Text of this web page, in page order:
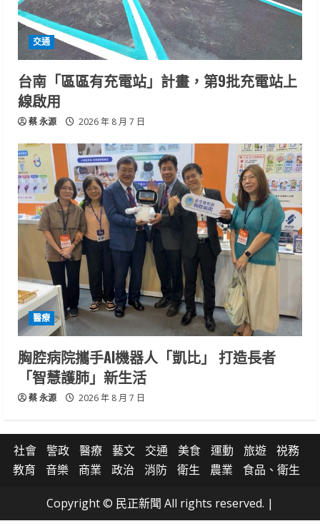
交通
台南「區區有充電站」計畫，第9批充電站上
線啟用
蔡 永源 2026 年 8 月 7 日
醫療
胸腔病院攜手AI機器人「凱比」 打造長者
「智慧護肺」新生活
蔡 永源 2026 年 8 月 7 日
社會 警政 醫療 藝文 交通 美食 運動 旅遊
祱務
教育
音樂 商業 政治 消防 衛生 農業 食品、衛生
Copyright © 民正新聞 All rights reserved. |